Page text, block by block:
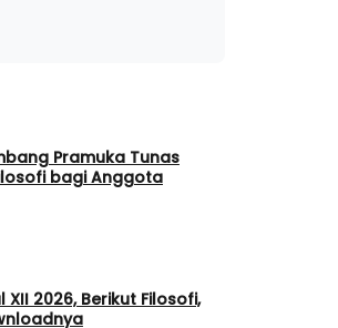
Pramuka Tunas
bagi Anggota
2026, Berikut Filosofi,